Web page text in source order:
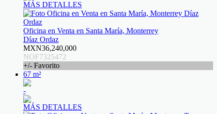
MÁS DETALLES
Oficina en Venta en Santa María, Monterrey
Díaz Ordaz
MXN36,240,000
NOF7325472
+/- Favorito
67 m²
-
MÁS DETALLES